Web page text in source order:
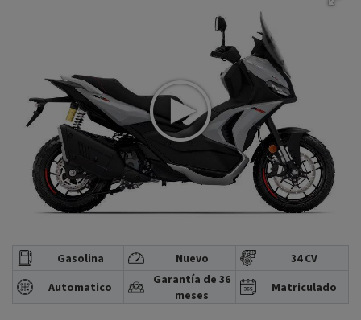
Gasolina Nuevo
34 CV
Automatico
Garantía de 36
meses
Matriculado